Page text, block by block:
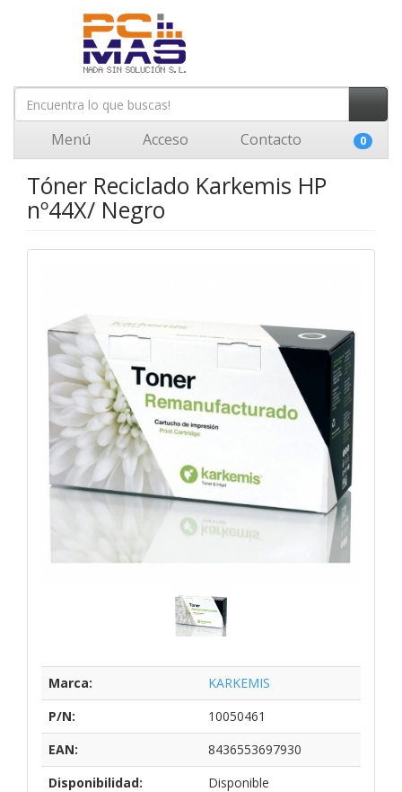
Menú Acceso Contacto 0
Tóner Reciclado Karkemis HP
nº44X/ Negro
Marca:
KARKEMIS
P/N:
10050461
EAN:
8436553697930
Disponibilidad:
Disponible